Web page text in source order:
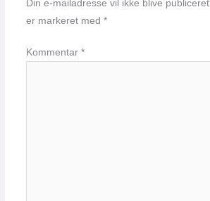
Din e-mailadresse vil ikke blive publiceret.
er markeret med *
Kommentar *